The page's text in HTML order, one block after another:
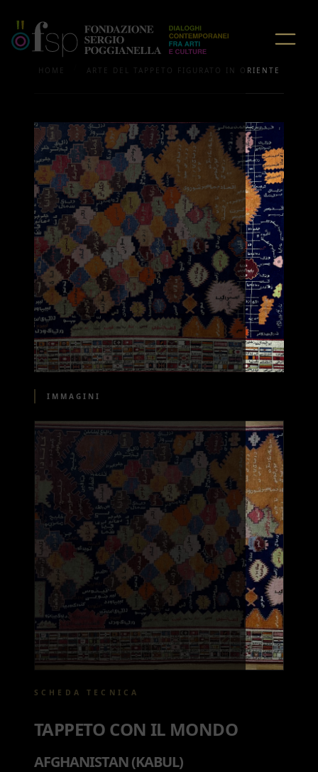
HOME ARTE DEL TAPPETO FIGURATO IN ORIENTE
IMMAGINI
SCHEDA TECNICA
TAPPETO CON IL MONDO
AFGHANISTAN (KABUL)